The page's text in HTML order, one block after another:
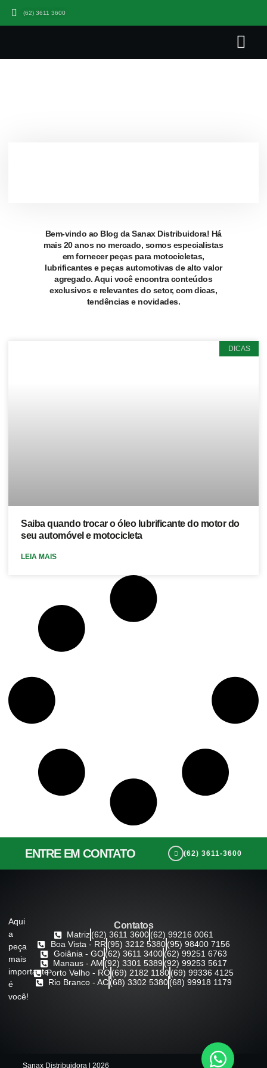
(62) 3611 3600
Bem-vindo ao Blog da Sanax Distribuidora! Há
mais 20 anos no mercado, somos especialistas
em fornecer peças para motocicletas,
lubrificantes e peças automotivas de alto valor
agregado. Aqui você encontra conteúdos
exclusivos e relevantes do setor, com dicas,
tendências e novidades.
DICAS
Saiba quando trocar o óleo lubrificante do motor do
seu automóvel e motocicleta
LEIA MAIS
ENTRE EM CONTATO (62) 3611-3600
Aqui
a
peça
mais
importante
é
você!
Contatos
Matriz(62) 3611 3600(62) 99216 0061
Boa Vista - RR (95) 3212 5380 (95) 98400 7156
Goiânia - GO (62) 3611 3400 (62) 99251 6763
Manaus - AM (92) 3301 5389 (92) 99253 5617
Porto Velho - RO(69) 2182 1180(69) 99336 4125
Rio Branco - AC(68) 3302 5380(68) 99918 1179
Sanax Distribuidora | 2026